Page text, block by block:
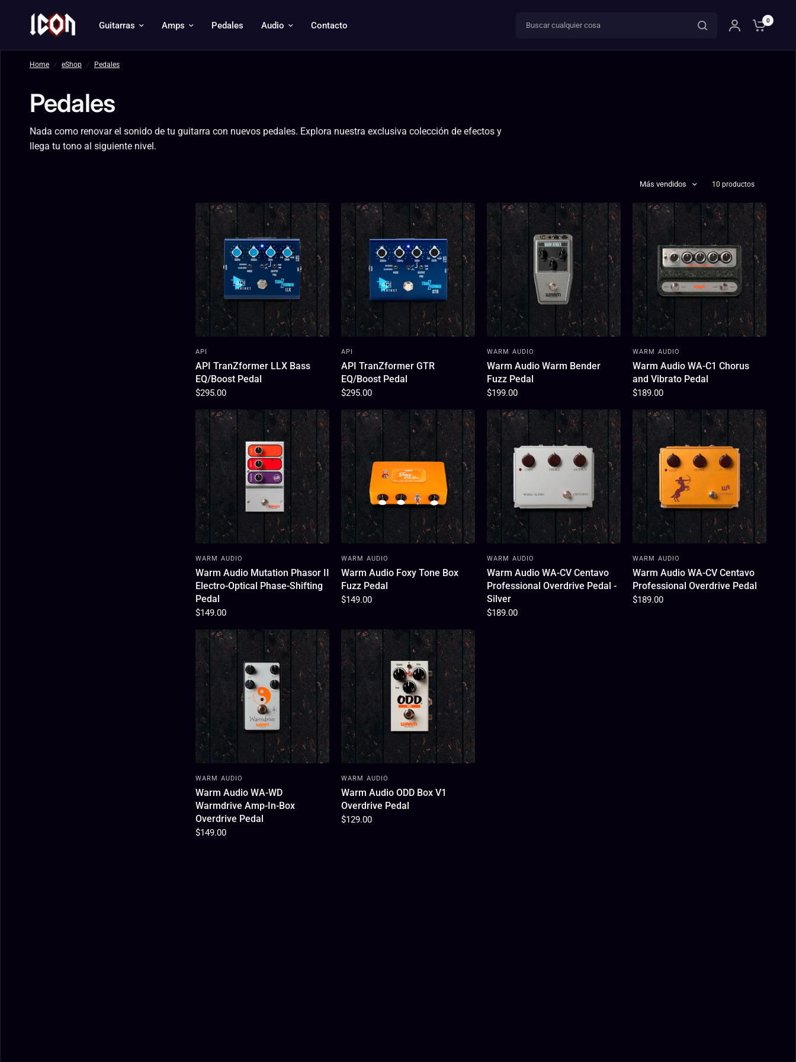
Guitarras Amps Pedales Audio Contacto 0
Home / eShop / Pedales
Pedales
Nada como renovar el sonido de tu guitarra con nuevos pedales. Explora nuestra exclusiva colección de efectos y
llega tu tono al siguiente nivel.
Más vendidos 10 productos
API
API TranZformer LLX Bass
EQ/Boost Pedal
$295.00
API
API TranZformer GTR
EQ/Boost Pedal
$295.00
WARM AUDIO
Warm Audio Warm Bender
Fuzz Pedal
$199.00
WARM AUDIO
Warm Audio WA-C1 Chorus
and Vibrato Pedal
$189.00
WARM AUDIO
Warm Audio Mutation Phasor II
Electro-Optical Phase-Shifting
Pedal
$149.00
WARM AUDIO
Warm Audio Foxy Tone Box
Fuzz Pedal
$149.00
WARM AUDIO
Warm Audio WA-CV Centavo
Professional Overdrive Pedal -
Silver
$189.00
WARM AUDIO
Warm Audio WA-CV Centavo
Professional Overdrive Pedal
$189.00
WARM AUDIO
Warm Audio WA-WD
Warmdrive Amp-In-Box
Overdrive Pedal
$149.00
WARM AUDIO
Warm Audio ODD Box V1
Overdrive Pedal
$129.00